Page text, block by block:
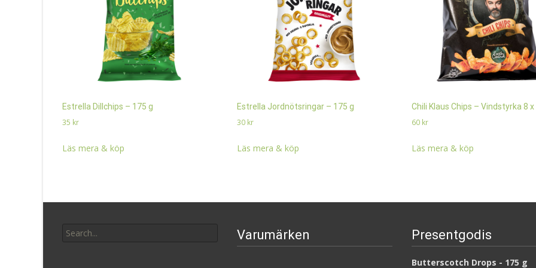
Estrella Dillchips – 175 g
35 kr
Läs mera & köp
Estrella Jordnötsringar – 175 g
30 kr
Läs mera & köp
Chili Klaus Chips – Vindstyrka 8 x
60 kr
Läs mera & köp
for:
Varumärken Presentgodis
Butterscotch Drops - 175 g